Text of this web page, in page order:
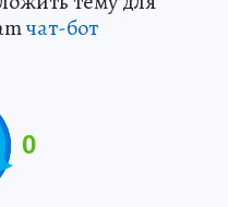
чат-бот
0